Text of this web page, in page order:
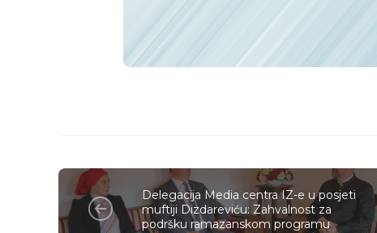
Delegacija Media centra IZ-e u posjeti
muftiji Dizdareviću: Zahvalnost za
podršku ramazanskom programu